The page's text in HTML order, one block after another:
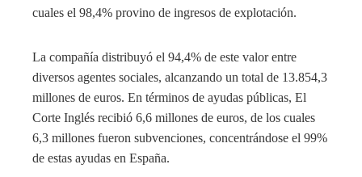
cuales el 98,4% provino de ingresos de explotación.
La compañía distribuyó el 94,4% de este valor entre
diversos agentes sociales, alcanzando un total de 13.854,3
millones de euros. En términos de ayudas públicas, El
Corte Inglés recibió 6,6 millones de euros, de los cuales
6,3 millones fueron subvenciones, concentrándose el 99%
de estas ayudas en España.